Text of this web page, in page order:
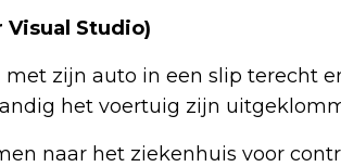
Visual Studio)
zijn auto in een slip terecht
het voertuig zijn
naar het ziekenhuis voor